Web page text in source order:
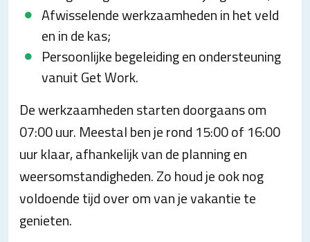
Afwisselende werkzaamheden in het veld
en in de kas;
Persoonlijke begeleiding en ondersteuning
vanuit Get Work.
De werkzaamheden starten doorgaans om
07:00 uur. Meestal ben je rond 15:00 of 16:00
uur klaar, afhankelijk van de planning en
weersomstandigheden. Zo houd je ook nog
voldoende tijd over om van je vakantie te
genieten.